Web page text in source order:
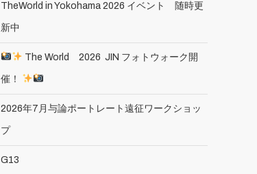
TheWorld in Yokohama 2026 イベント 随時更
新中
The World 2026 JIN フォトウォーク開
催！
2026年7月与論ポートレート遠征ワークショッ
プ
G13